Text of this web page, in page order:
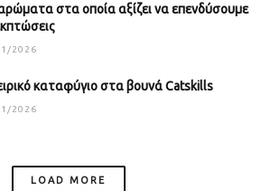
στα οποία αξίζει να επενδύσουμε
2026
καταφύγιο στα βουνά Catskills
2026
LOAD MORE